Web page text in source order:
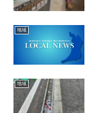
地域
地域